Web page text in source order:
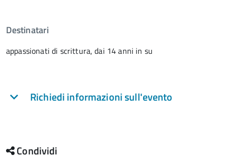
Destinatari
appassionati di scrittura, dai 14 anni in su
Richiedi informazioni sull'evento
Condividi